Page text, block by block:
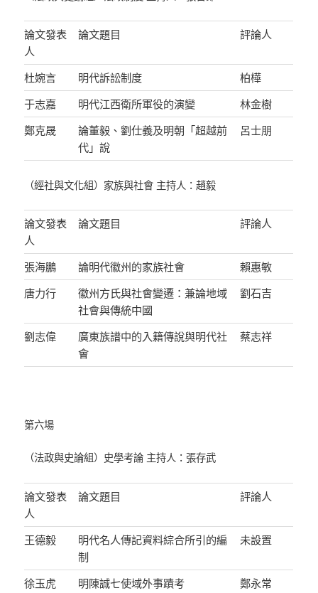
論文發表
人
論文題目 評論人
杜婉言 明代訴訟制度
柏樺
于志嘉
明代江西衛所軍役的演變
林金樹
鄭克晟
論董毅、劉仕義及明朝「超越前
代」說
呂士朋
（經社與文化組）家族與社會 主持人：趙毅
論文發表
人
論文題目 評論人
張海鵬 論明代徽州的家族社會
賴惠敏
唐力行
徽州方氏與社會變遷：兼論地域
社會與傳統中國
劉石吉
劉志偉
廣東族譜中的入籍傳說與明代社
會
蔡志祥
第六場
（法政與史論組）史學考論 主持人：張存武
論文發表
人
論文題目 評論人
王德毅
明代名人傳記資料綜合所引的編
制
未設置
徐玉虎 明陳誠七使域外事蹟考
鄭永常